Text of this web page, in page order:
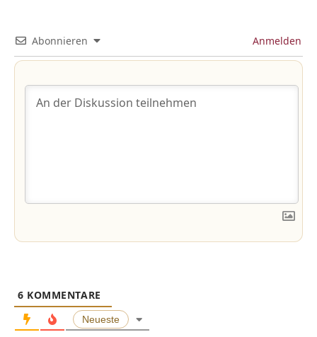
Abonnieren Anmelden
6 KOMMENTARE
Neueste